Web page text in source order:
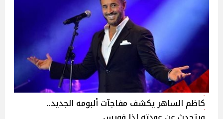
كاظم الساهر يكشف مفاجآت ألبومه الجديد..